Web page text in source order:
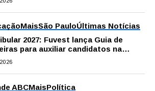
MaisSão PauloÚltimas Notícias
2027: Fuvest lança Guia de
para auxiliar candidatos na
da profissão
ABCMaisPolítica